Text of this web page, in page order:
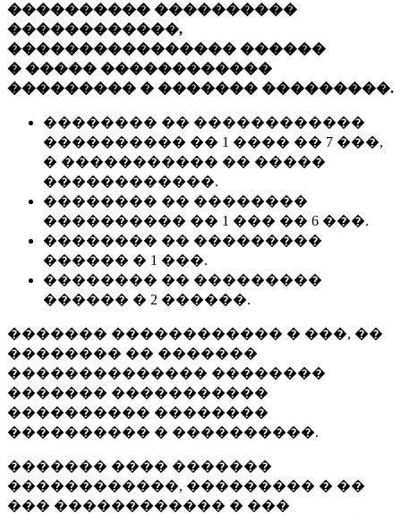
���������� ����������
������������,
���������������� ������
� ����� ������������
��������� � ������� ���������.
�������� �� ������������
���������� �� 1 ���� �� 7 ���,
� ����������� �� �����
������������.
�������� �� ��������
���������� �� 1 ��� �� 6 ���.
�������� �� ���������
������ � 1 ���.
�������� �� ���������
������ � 2 ������.
������� ������������ � ���, ��
�������� �� �������
�������������� ��������
������� �����������
���������� ��������
���������� � ����������.
������� ���� �������
������������, ��������� � ��
��� ������������ � ���